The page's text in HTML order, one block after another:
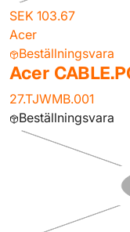
SEK 103.67
Acer
Beställningsvara
Acer
27.TJWMB.001
Beställningsvara